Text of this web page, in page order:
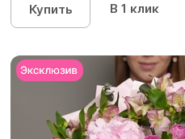
Купить В 1 клик